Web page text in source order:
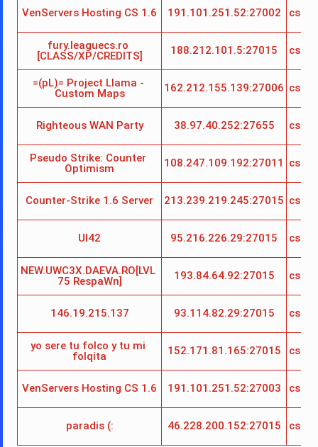
VenServers Hosting CS 1.6 191.101.251.52:27002
fury.leaguecs.ro
[CLASS/XP/CREDITS]
188.212.101.5:27015
=(pL)= Project Llama -
Custom Maps
162.212.155.139:27006
Righteous WAN Party 38.97.40.252:27655
Pseudo Strike: Counter
Optimism
108.247.109.192:27011
Counter-Strike 1.6 Server 213.239.219.245:27015
UI42 95.216.226.29:27015
NEW.UWC3X.DAEVA.RO[LVL
75 RespaWn]
193.84.64.92:27015
146.19.215.137 93.114.82.29:27015
yo sere tu folco y tu mi
folqita
152.171.81.165:27015
VenServers Hosting CS 1.6 191.101.251.52:27003
paradis (: 46.228.200.152:27015